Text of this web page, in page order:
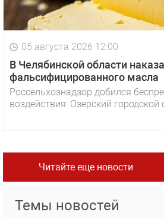
05 августа 2026 12:00
В Челябинской области
фальсифицированного масла
Россельхознадзор добился
воздействия: Озерский городской
Читайте еще новости
Темы новостей